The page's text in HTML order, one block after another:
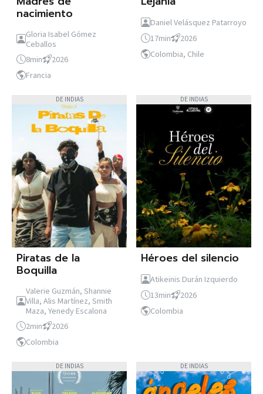
nacimiento
Gloria Isabel Gómez
Ceballos
8min
2026
Francia
Daniel Velásquez Patarroyo
17min
2026
Colombia, Chile
DE INDIAS
Piratas de la
Boquilla
Valerie Guzmán, Shannie
Villa, Alis Martínez, Smith
Maza, Yenedy Escalona
2min
2026
Colombia
DE INDIAS
Héroes del silencio
Atikeinis Durán Izquierdo
13min
2026
Colombia
DE INDIAS DE INDIAS